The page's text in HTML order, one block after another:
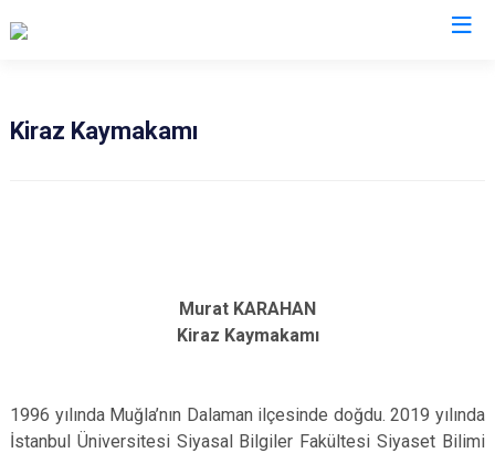
Kiraz Kaymakamı
Murat KARAHAN
Kiraz Kaymakamı
1996 yılında Muğla’nın Dalaman ilçesinde doğdu. 2019 yılında
İstanbul Üniversitesi Siyasal Bilgiler Fakültesi Siyaset Bilimi